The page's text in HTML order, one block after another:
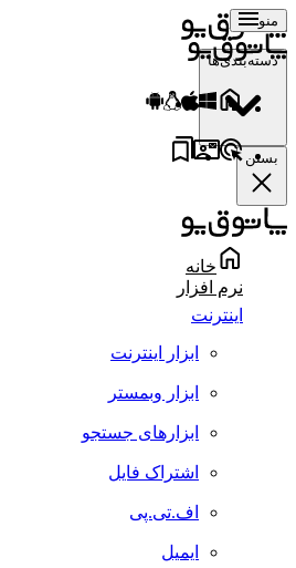
منو
دسته‌بندی‌ها
بستن
خانه
نرم افزار
اینترنت
ابزار اینترنت
ابزار وبمستر
ابزارهای جستجو
اشتراک فایل
اف.تی.پی
ایمیل